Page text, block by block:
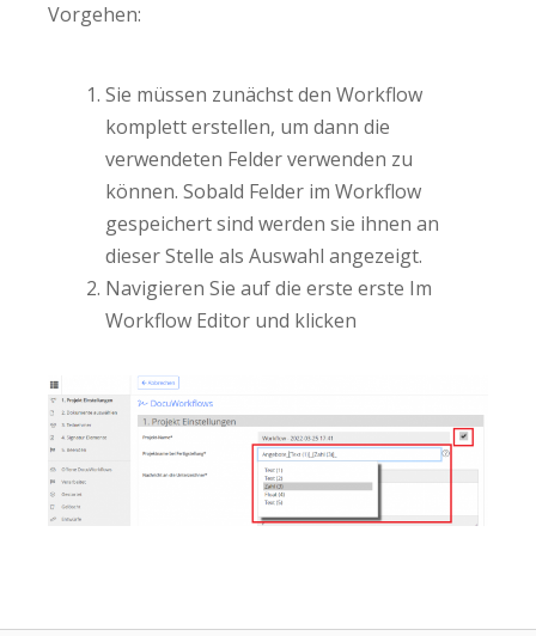
Vorgehen:
Sie müssen zunächst den Workflow
komplett erstellen, um dann die
verwendeten Felder verwenden zu
können. Sobald Felder im Workflow
gespeichert sind werden sie ihnen an
dieser Stelle als Auswahl angezeigt.
Navigieren Sie auf die erste erste Im
Workflow Editor und klicken